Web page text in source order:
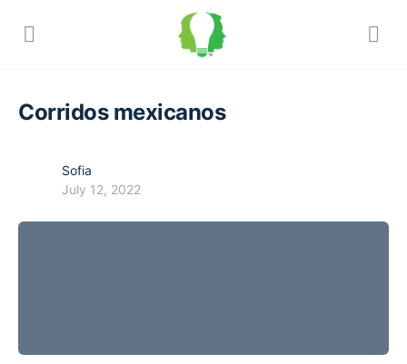
Corridos mexicanos
Sofia
July 12, 2022